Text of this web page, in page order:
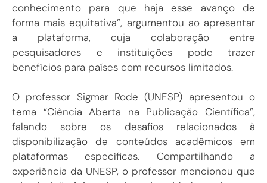
conhecimento para que haja esse avanço de
forma mais equitativa”, argumentou ao apresentar
a plataforma, cuja colaboração entre
pesquisadores e instituições pode trazer
benefícios para países com recursos limitados.
O professor Sigmar Rode (UNESP) apresentou o
tema “Ciência Aberta na Publicação Científica”,
falando sobre os desafios relacionados à
disponibilização de conteúdos acadêmicos em
plataformas específicas. Compartilhando a
experiência da UNESP, o professor mencionou que